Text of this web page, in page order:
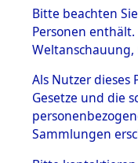
1.
mente
1.2.9 Beim ITS
Effekten
1.2.9.1
Effekten
dem KZ
Dachau
Bitte beachten
Personen
Als Nutzer dieses
Gesetze und die
Sammlungen